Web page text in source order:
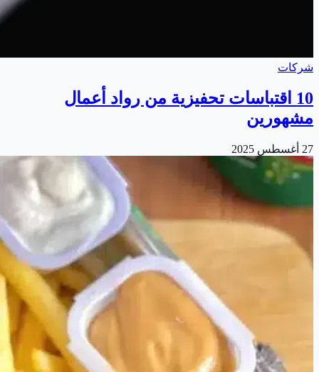
شركات
10 اقتباسات تحفيزية من رواد أعمال
مشهورين
27 أغسطس 2025